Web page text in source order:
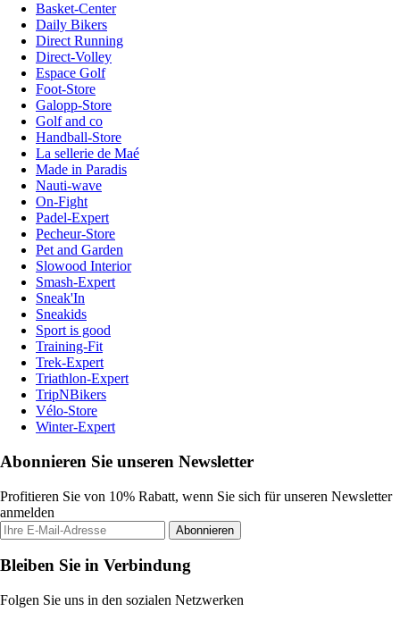
Basket-Center
Daily Bikers
Direct Running
Direct-Volley
Espace Golf
Foot-Store
Galopp-Store
Golf and co
Handball-Store
La sellerie de Maé
Made in Paradis
Nauti-wave
On-Fight
Padel-Expert
Pecheur-Store
Pet and Garden
Slowood Interior
Smash-Expert
Sneak'In
Sneakids
Sport is good
Training-Fit
Trek-Expert
Triathlon-Expert
TripNBikers
Vélo-Store
Winter-Expert
Abonnieren Sie unseren Newsletter
Profitieren Sie von 10% Rabatt, wenn Sie sich für unseren Newsletter
anmelden
Abonnieren
Bleiben Sie in Verbindung
Folgen Sie uns in den sozialen Netzwerken